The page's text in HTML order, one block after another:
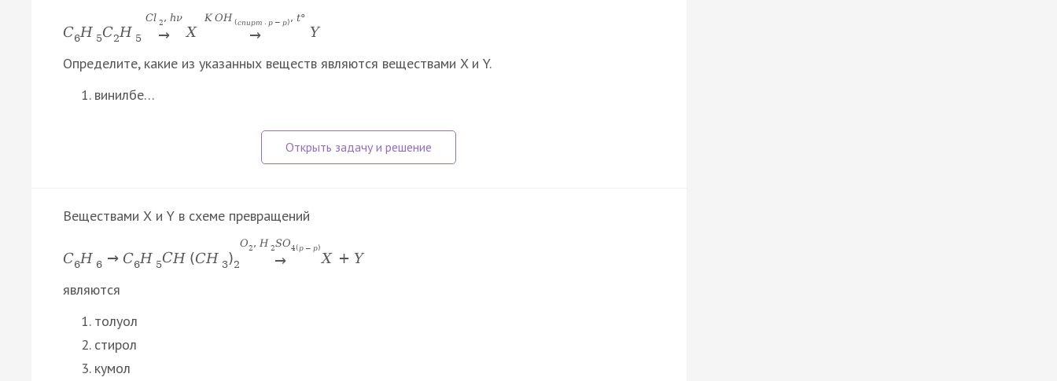
C6H 5C2H 5
Cl 2 , hν
→ X
K OH (спи рт . р − р) , t°
→ Y
Определите, какие из указанных веществ являются веществами X и Y.
винилбе…
Веществами Х и Y в схеме превращений
C6H 6 → C6H 5CH (CH 3)2
O2 , H 2SO4( p − p)
→ X + Y
являются
толуол
стирол
кумол